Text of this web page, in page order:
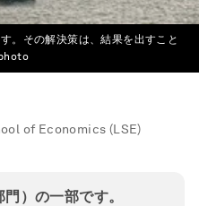
。その解決策は、結果を出すこと
of Economics (LSE)
）の一部です。